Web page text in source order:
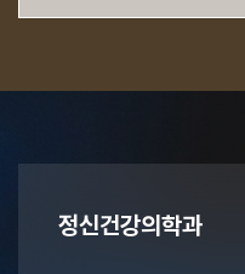
정신건강의학과